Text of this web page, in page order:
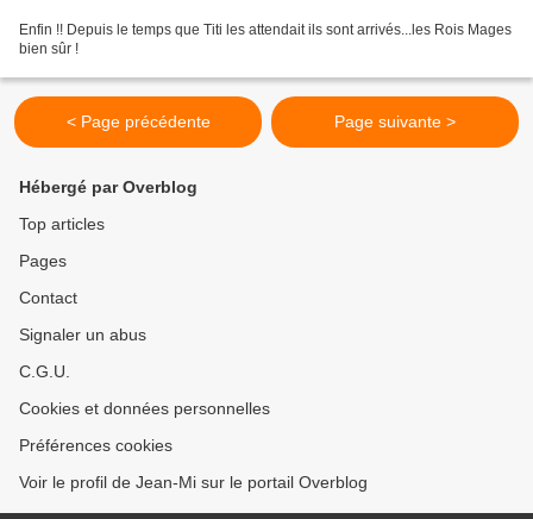
Enfin !! Depuis le temps que Titi les attendait ils sont arrivés...les Rois Mages
bien sûr !
< Page précédente Page suivante >
Hébergé par Overblog
Top articles
Pages
Contact
Signaler un abus
C.G.U.
Cookies et données personnelles
Préférences cookies
Voir le profil de Jean-Mi sur le portail Overblog